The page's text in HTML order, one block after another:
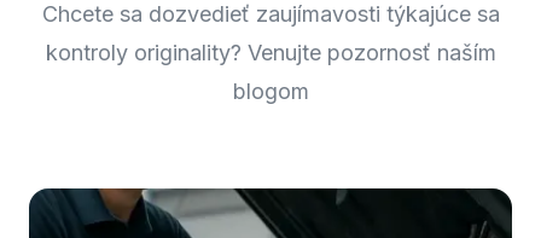
Chcete sa dozvedieť zaujímavosti týkajúce sa
kontroly originality? Venujte pozornosť naším
blogom